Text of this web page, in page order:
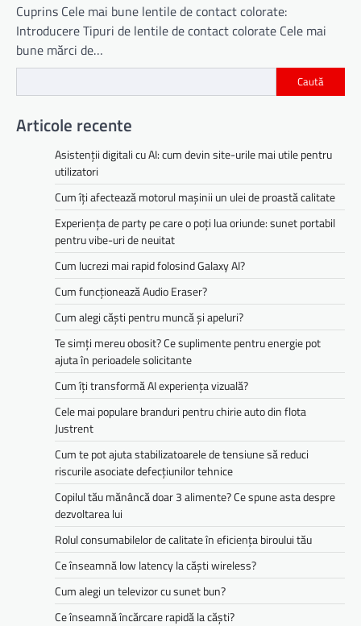
Cuprins Cele mai bune lentile de contact colorate:
Introducere Tipuri de lentile de contact colorate Cele mai
bune mărci de…
Caută
Articole recente
Asistenții digitali cu AI: cum devin site-urile mai utile pentru
utilizatori
Cum îți afectează motorul mașinii un ulei de proastă calitate
Experiența de party pe care o poți lua oriunde: sunet portabil
pentru vibe-uri de neuitat
Cum lucrezi mai rapid folosind Galaxy AI?
Cum funcționează Audio Eraser?
Cum alegi căști pentru muncă și apeluri?
Te simți mereu obosit? Ce suplimente pentru energie pot
ajuta în perioadele solicitante
Cum îți transformă AI experiența vizuală?
Cele mai populare branduri pentru chirie auto din flota
Justrent
Cum te pot ajuta stabilizatoarele de tensiune să reduci
riscurile asociate defecțiunilor tehnice
Copilul tău mănâncă doar 3 alimente? Ce spune asta despre
dezvoltarea lui
Rolul consumabilelor de calitate în eficiența biroului tău
Ce înseamnă low latency la căști wireless?
Cum alegi un televizor cu sunet bun?
Ce înseamnă încărcare rapidă la căști?